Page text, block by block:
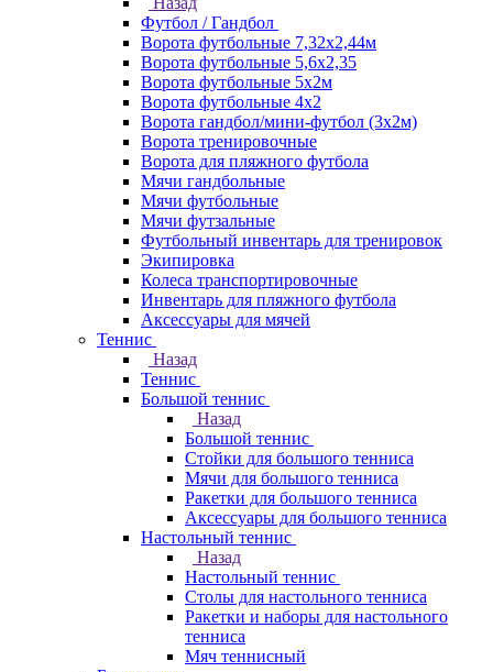
Футбол / Гандбол
Ворота футбольные 7,32х2,44м
Ворота футбольные 5,6х2,35
Ворота футбольные 5х2м
Ворота футбольные 4х2
Ворота гандбол/мини-футбол (3х2м)
Ворота тренировочные
Ворота для пляжного футбола
Мячи гандбольные
Мячи футбольные
Мячи футзальные
Футбольный инвентарь для тренировок
Экипировка
Колеса транспортировочные
Инвентарь для пляжного футбола
Аксессуары для мячей
Теннис
Назад
Теннис
Большой теннис
Назад
Большой теннис
Стойки для большого тенниса
Мячи для большого тенниса
Ракетки для большого тенниса
Аксессуары для большого тенниса
Настольный теннис
Назад
Настольный теннис
Столы для настольного тенниса
Ракетки и наборы для настольного
тенниса
Мяч теннисный